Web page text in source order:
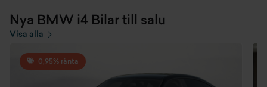
Nya BMW i4 Bilar till salu
Visa alla
0,95% ränta